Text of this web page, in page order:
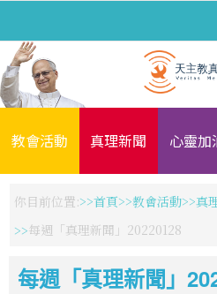
教會活動 真理新聞 心靈加
你目前位置: 首頁 教會活動
真
每週「真理新聞」20220128
每週「真理新聞」